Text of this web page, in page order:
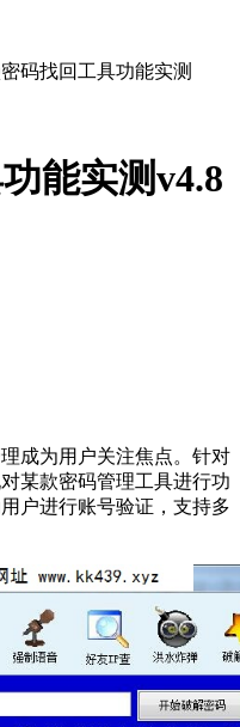
码找回工具功能实测
能实测v4.8
成为用户关注焦点。针对
某款密码管理工具进行功
户进行账号验证，支持多